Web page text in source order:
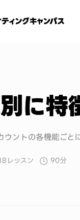
に特
ウントの各機能ごと
レッスン 90分